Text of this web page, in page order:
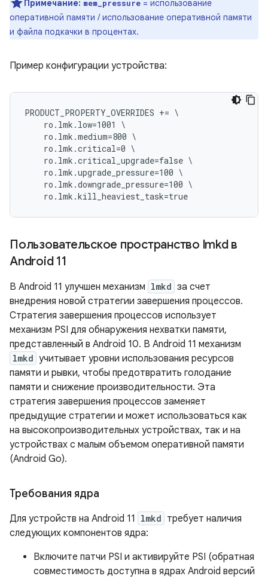
Примечание: mem_pressure = использование
оперативной памяти / использование оперативной памяти
и файла подкачки в процентах.
Пример конфигурации устройства:
PRODUCT_PROPERTY_OVERRIDES += \
    ro.lmk.low=1001 \
    ro.lmk.medium=800 \
    ro.lmk.critical=0 \
    ro.lmk.critical_upgrade=false \
    ro.lmk.upgrade_pressure=100 \
    ro.lmk.downgrade_pressure=100 \
Пользовательское пространство lmkd в
Android 11
В Android 11 улучшен механизм lmkd за счет
внедрения новой стратегии завершения процессов.
Стратегия завершения процессов использует
механизм PSI для обнаружения нехватки памяти,
представленный в Android 10. В Android 11 механизм
lmkd учитывает уровни использования ресурсов
памяти и рывки, чтобы предотвратить голодание
памяти и снижение производительности. Эта
стратегия завершения процессов заменяет
предыдущие стратегии и может использоваться как
на высокопроизводительных устройствах, так и на
устройствах с малым объемом оперативной памяти
(Android Go).
Требования ядра
Для устройств на Android 11 lmkd требует наличия
следующих компонентов ядра:
Включите патчи PSI и активируйте PSI (обратная
совместимость доступна в ядрах Android версий